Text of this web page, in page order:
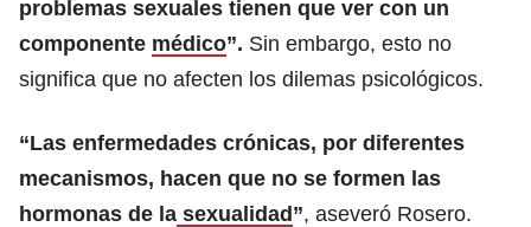
problemas sexuales tienen que ver con un
componente médico”. Sin embargo, esto no
significa que no afecten los dilemas psicológicos.
“Las enfermedades crónicas, por diferentes
mecanismos, hacen que no se formen las
hormonas de la sexualidad”, aseveró Rosero.